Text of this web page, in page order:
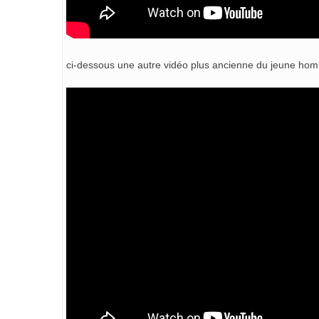
ci-dessous une autre vidéo plus ancienne du jeune